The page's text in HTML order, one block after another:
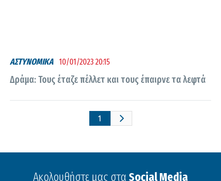
ΑΣΤΥΝΟΜΙΚΑ 10/01/2023 20:15
Δράμα: Τους έταζε πέλλετ και τους έπαιρνε τα λεφτά
1
Ακολουθήστε μας στα Social Media